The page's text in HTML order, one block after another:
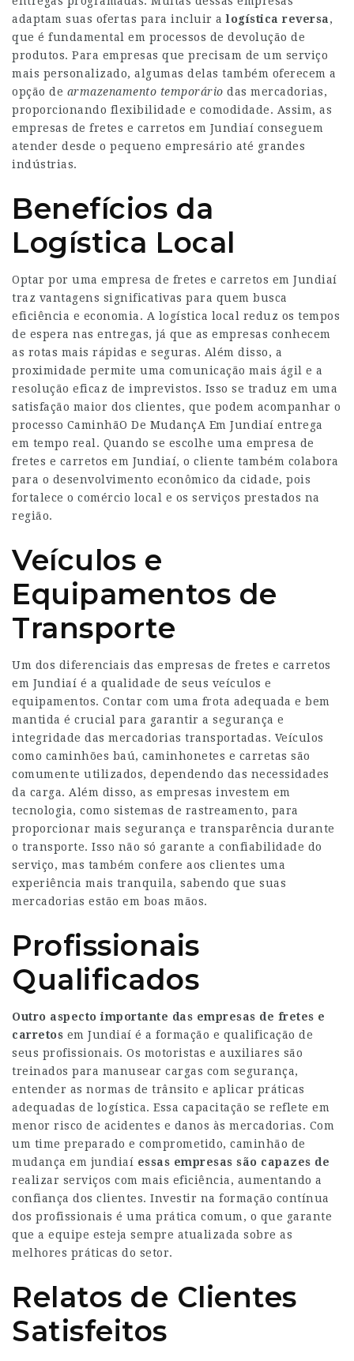
adaptam suas ofertas para incluir alogística reversa,
que é fundamental em processos de devolução de
produtos. Para empresas que precisam de um serviço
mais personalizado, algumas delas também oferecem a
opção de armazenamento temporário das mercadorias,
proporcionando flexibilidade e comodidade. Assim, as
empresas de fretes e carretos em Jundiaí conseguem
atender desde o pequeno empresário até grandes
indústrias.
Benefícios da
Logística Local
Optar por uma empresa de fretes e carretos em Jundiaí
traz vantagens significativas para quem busca
eficiência e economia. A logística local reduz os tempos
de espera nas entregas, já que as empresas conhecem
as rotas mais rápidas e seguras. Além disso, a
proximidade permite uma comunicação mais ágil e a
resolução eficaz de imprevistos. Isso se traduz em uma
satisfação maior dos clientes, que podem acompanhar o
processo CaminhãO De MudançA Em Jundiaí entrega
em tempo real. Quando se escolhe uma empresa de
fretes e carretos em Jundiaí, o cliente também colabora
para o desenvolvimento econômico da cidade, pois
fortalece o comércio local e os serviços prestados na
região.
Veículos e
Equipamentos de
Transporte
Um dos diferenciais das empresas de fretes e carretos
em Jundiaí é a qualidade de seus veículos e
equipamentos. Contar com uma frota adequada e bem
mantida é crucial para garantir a segurança e
integridade das mercadorias transportadas. Veículos
como caminhões baú, caminhonetes e carretas são
comumente utilizados, dependendo das necessidades
da carga. Além disso, as empresas investem em
tecnologia, como sistemas de rastreamento, para
proporcionar mais segurança e transparência durante
o transporte. Isso não só garante a confiabilidade do
serviço, mas também confere aos clientes uma
experiência mais tranquila, sabendo que suas
mercadorias estão em boas mãos.
Profissionais
Qualificados
Outro aspecto importante das empresas de fretes e
carretos em Jundiaí é a formação e qualificação de
seus profissionais. Os motoristas e auxiliares são
treinados para manusear cargas com segurança,
entender as normas de trânsito e aplicar práticas
adequadas de logística. Essa capacitação se reflete em
menor risco de acidentes e danos às mercadorias. Com
um time preparado e comprometido, caminhão de
mudança em jundiaí essas empresas são capazes de
realizar serviços com mais eficiência, aumentando a
confiança dos clientes. Investir na formação contínua
dos profissionais é uma prática comum, o que garante
que a equipe esteja sempre atualizada sobre as
melhores práticas do setor.
Relatos de Clientes
Satisfeitos